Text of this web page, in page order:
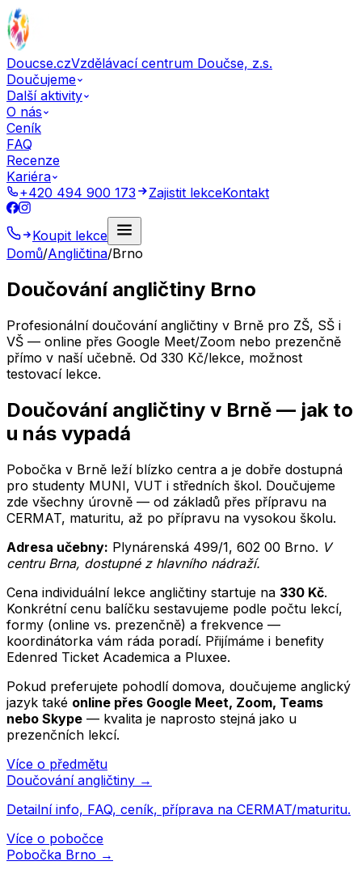
Doucse.czVzdělávací centrum Doučse, z.s.
Doučujeme
Další aktivity
O nás
Ceník
FAQ
Recenze
Kariéra
+420 494 900 173
Zajistit lekceKontakt
Koupit lekce
Domů/Angličtina/Brno
Doučování angličtiny Brno
Profesionální doučování angličtiny v Brně pro ZŠ, SŠ i
VŠ — online přes Google Meet/Zoom nebo prezenčně
přímo v naší učebně. Od 330 Kč/lekce, možnost
testovací lekce.
Doučování angličtiny v Brně — jak to
u nás vypadá
Pobočka v Brně leží blízko centra a je dobře dostupná
pro studenty MUNI, VUT i středních škol. Doučujeme
zde všechny úrovně — od základů přes přípravu na
CERMAT, maturitu, až po přípravu na vysokou školu.
Adresa učebny: Plynárenská 499/1, 602 00 Brno. V
centru Brna, dostupné z hlavního nádraží.
Cena individuální lekce angličtiny startuje na 330 Kč.
Konkrétní cenu balíčku sestavujeme podle počtu lekcí,
formy (online vs. prezenčně) a frekvence —
koordinátorka vám ráda poradí. Přijímáme i benefity
Edenred Ticket Academica a Pluxee.
Pokud preferujete pohodlí domova, doučujeme anglický
jazyk také online přes Google Meet, Zoom, Teams
nebo Skype — kvalita je naprosto stejná jako u
prezenčních lekcí.
Více o předmětu
Doučování angličtiny →
Detailní info, FAQ, ceník, příprava na CERMAT/maturitu.
Více o pobočce
Pobočka Brno →